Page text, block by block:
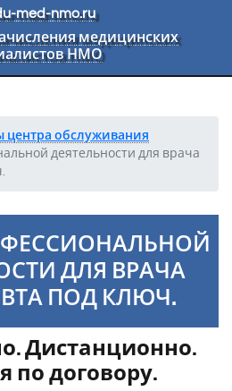
med-nmo.ru
медицинских
НМО
центра обслуживания
деятельности для врача
ДЛЯ ВРАЧА
ПОД КЛЮЧ.
Дистанционно.
по договору.